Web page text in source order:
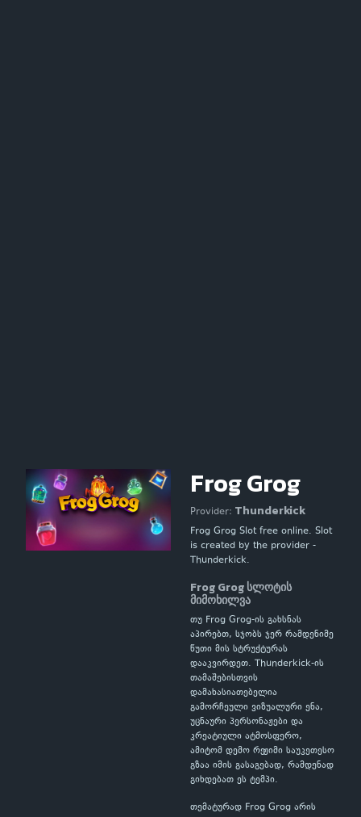
Frog Grog
Provider: Thunderkick
Frog Grog Slot free online. Slot
is created by the provider -
Thunderkick.
Frog Grog სლოტის
მიმოხილვა
თუ Frog Grog-ის გახსნას
აპირებთ, სჯობს ჯერ რამდენიმე
წუთი მის სტრუქტურას
დააკვირდეთ. Thunderkick-ის
თამაშებისთვის
დამახასიათებელია
გამორჩეული ვიზუალური ენა,
უცნაური პერსონაჟები და
კრეატიული ატმოსფერო,
ამიტომ დემო რეჟიმი საუკეთესო
გზაა იმის გასაგებად, რამდენად
გიხდებათ ეს ტემპი.
თემატურად Frog Grog არის